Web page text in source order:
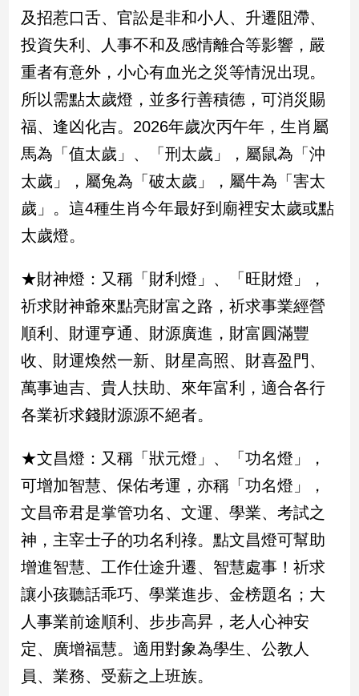
病
毒
專
區
南
台
灣
點
灣
觀
點
娛
樂
樂
星
聞
流
時
尚
追
星
生
活
及招惹口舌、官訟是非和小人、升遷阻滯、
投資失利、人事不和及感情離合等影響，嚴
重者有意外，小心有血光之災等情況出現。
所以需點太歲燈，並多行善積德，可消災賜
福、逢凶化吉。2026年歲次丙午年，生肖屬
馬為「值太歲」、「刑太歲」，屬鼠為「沖
太歲」，屬兔為「破太歲」，屬牛為「害太
歲」。這4種生肖今年最好到廟裡安太歲或點
太歲燈。
★財神燈：又稱「財利燈」、「旺財燈」，
祈求財神爺來點亮財富之路，祈求事業經營
順利、財運亨通、財源廣進，財富圓滿豐
收、財運煥然一新、財星高照、財喜盈門、
萬事迪吉、貴人扶助、來年富利，適合各行
各業祈求錢財源源不絕者。
★文昌燈：又稱「狀元燈」、「功名燈」，
可增加智慧、保佑考運，亦稱「功名燈」，
文昌帝君是掌管功名、文運、學業、考試之
神，主宰士子的功名利祿。點文昌燈可幫助
增進智慧、工作仕途升遷、智慧處事！祈求
讓小孩聽話乖巧、學業進步、金榜題名；大
人事業前途順利、步步高昇，老人心神安
定、廣增福慧。適用對象為學生、公教人
員、業務、受薪之上班族。